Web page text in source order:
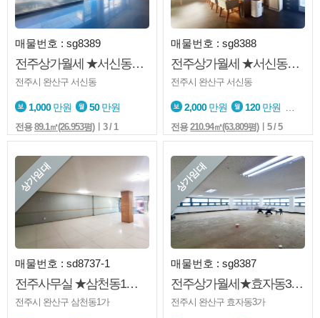
매물번호 : sg8389
전주상가월세 ★서신동★1층★판매점★사무실등
전주시 완산구 서신동
1,000만원 50만원
전용89.1㎡(26.953평)ㅣ3 / 1
매물번호 : sg8388
전주상가월세 ★서신동★BAR★양수양도★찾기쉬운 위치
전주시 완산구 서신동
2,000만원 120만원
전용210.94㎡(63.809평)ㅣ5 / 5
상가임대
매물번호 : sd8737-1
전주사무실 ★삼천동1가★1층★소매점★사무실★
전주시 완산구 삼천동1가
상가임대
매물번호 : sg8387
전주상가월세★효자동3가★서곡★2층★사무실★타업종문의
전주시 완산구 효자동3가